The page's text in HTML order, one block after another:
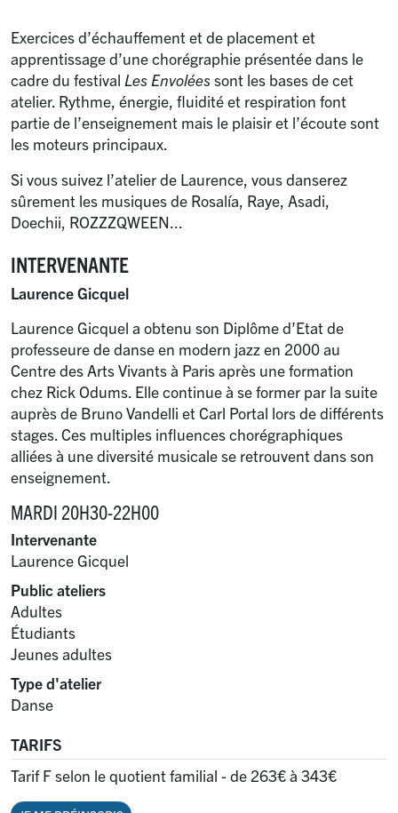
Exercices d’échauffement et de placement et
apprentissage d’une chorégraphie présentée dans le
cadre du festival Les Envoléessont les bases de cet
atelier. Rythme, énergie, fluidité et respiration font
partie de l’enseignement mais le plaisir et l’écoute sont
les moteurs principaux.
Si vous suivez l’atelier de Laurence, vous danserez
sûrement les musiques de Rosalía, Raye, Asadi,
Doechii, ROZZZQWEEN...
INTERVENANTE
Laurence Gicquel
Laurence Gicquel a obtenu son Diplôme d’Etat de
professeure de danse en modern jazz en 2000 au
Centre des Arts Vivants à Paris après une formation
chez Rick Odums. Elle continue à se former par la suite
auprès de Bruno Vandelli et Carl Portal lors de différents
stages. Ces multiples influences chorégraphiques
alliées à une diversité musicale se retrouvent dans son
enseignement.
MARDI 20H30-22H00
Intervenante
Laurence Gicquel
Public ateliers
Adultes
Étudiants
Jeunes adultes
Type d'atelier
Danse
TARIFS
Tarif F selon le quotient familial - de 263€ à 343€